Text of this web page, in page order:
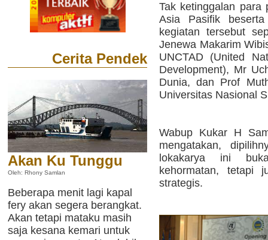
Cerita Pendek
Akan Ku Tunggu
Oleh: Rhony Samlan
Beberapa menit lagi kapal
fery akan segera berangkat.
Akan tetapi mataku masih
saja kesana kemari untuk
Tak ketinggalan para
Asia Pasifik
kegiatan tersebut
Jenewa Makarim
UNCTAD (United
Development), Mr
Dunia, dan Prof
Universitas Nasional
Wabup Kukar H
mengatakan,
lokakarya ini
kehormatan, tetapi
strategis.